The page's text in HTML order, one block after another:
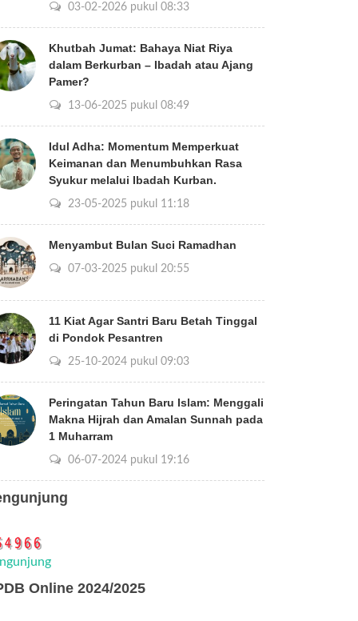
03-02-2026 pukul 08:33
Khutbah Jumat: Bahaya Niat Riya
dalam Berkurban – Ibadah atau Ajang
Pamer?
13-06-2025 pukul 08:49
Idul Adha: Momentum Memperkuat
Keimanan dan Menumbuhkan Rasa
Syukur melalui Ibadah Kurban.
23-05-2025 pukul 11:18
Menyambut Bulan Suci Ramadhan
07-03-2025 pukul 20:55
11 Kiat Agar Santri Baru Betah Tinggal
di Pondok Pesantren
25-10-2024 pukul 09:03
Peringatan Tahun Baru Islam: Menggali
Makna Hijrah dan Amalan Sunnah pada
1 Muharram
06-07-2024 pukul 19:16
Online 2024/2025